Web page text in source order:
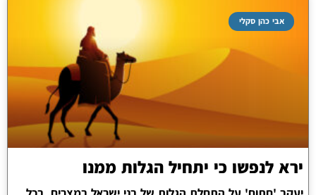
אבי כהן סקלי
ירא לנפשו כי יתחיל הגלות ממנו